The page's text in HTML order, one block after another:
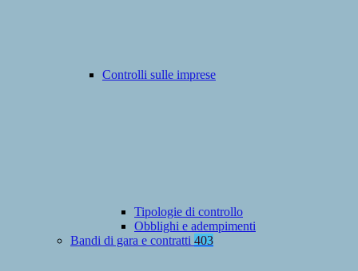
Controlli sulle imprese
Tipologie di controllo
Obblighi e adempimenti
Bandi di gara e contratti 403